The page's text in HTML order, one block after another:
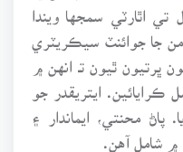
اٿارٽي سمجها ويندا
جا جوائنٽ سيڪريٽري
ڀرتيون ٿيون تـ انهن ۾
ايتريقدر جو
پاڻ محنتي، ايماندار ۽
۾ شامل آهن.